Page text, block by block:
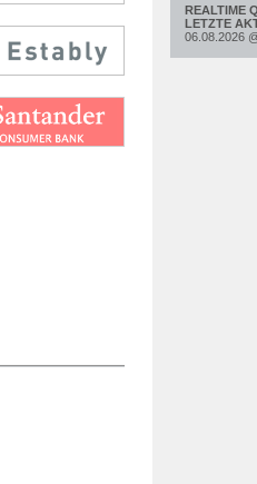
REALTIME
LETZTE
06.08.2026